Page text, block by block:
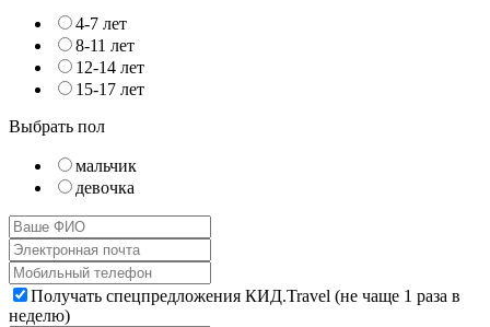
4-7 лет
8-11 лет
12-14 лет
15-17 лет
Выбрать пол
мальчик
девочка
Получать спецпредложения КИД.Travel (не чаще 1 раза в
неделю)